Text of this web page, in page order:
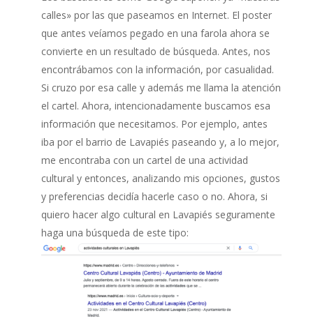
calles» por las que paseamos en Internet. El poster
que antes veíamos pegado en una farola ahora se
convierte en un resultado de búsqueda. Antes, nos
encontrábamos con la información, por casualidad.
Si cruzo por esa calle y además me llama la atención
el cartel. Ahora, intencionadamente buscamos esa
información que necesitamos. Por ejemplo, antes
iba por el barrio de Lavapiés paseando y, a lo mejor,
me encontraba con un cartel de una actividad
cultural y entonces, analizando mis opciones, gustos
y preferencias decidía hacerle caso o no. Ahora, si
quiero hacer algo cultural en Lavapiés seguramente
haga una búsqueda de este tipo: